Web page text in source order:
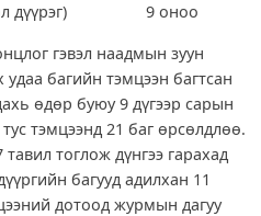
дүүрэг) 9 оноо
гэвэл наадмын зуун
багийн тэмцээн багтсан
өдөр буюу 9 дүгээр сарын
тэмцээнд 21 баг өрсөлдлөө.
тоглож дүнгээ гарахад
багууд адилхан 11
дотоод журмын дагуу